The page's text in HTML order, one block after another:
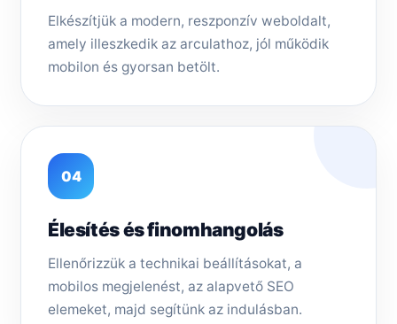
Elkészítjük a modern, reszponzív weboldalt,
amely illeszkedik az arculathoz, jól működik
mobilon és gyorsan betölt.
04
Élesítés és finomhangolás
Ellenőrizzük a technikai beállításokat, a
mobilos megjelenést, az alapvető SEO
elemeket, majd segítünk az indulásban.